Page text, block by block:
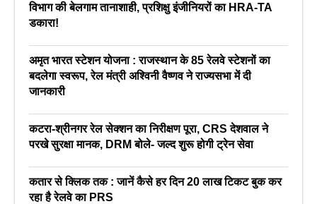
विभाग की बेलगाम तानाशाही, प्रशिक्षु इंजीनियरों का HRA-TA
डकारा!
अमृत भारत स्टेशन योजना : राजस्थान के 85 रेलवे स्टेशनों का
बदलेगा स्वरूप, रेल मंत्री अश्विनी वैष्णव ने राज्यसभा में दी
जानकारी
कटरा-श्रीनगर रेल सेक्शन का निरीक्षण पूरा, CRS देशवाल ने
परखे सुरक्षा मानक, DRM बोले- जल्द शुरू होगी ट्रेन सेवा
कतार से क्लिक तक : जानें कैसे हर दिन 20 लाख टिकट बुक कर
रहा है रेलवे का PRS